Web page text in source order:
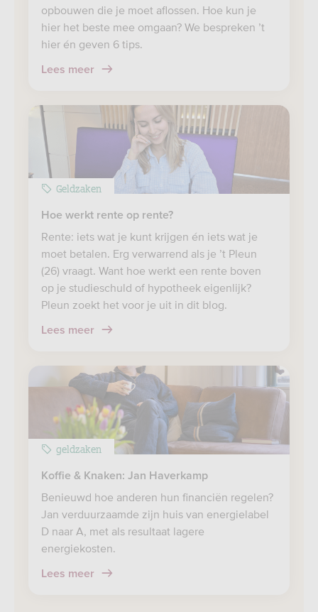
opbouwen die je moet aflossen. Hoe kun je
hier het beste mee omgaan? We bespreken ’t
hier én geven 6 tips.
Lees meer
Geldzaken
Hoe werkt rente op rente?
Rente: iets wat je kunt krijgen én iets wat je
moet betalen. Erg verwarrend als je ’t Pleun
(26) vraagt. Want hoe werkt een rente boven
op je studieschuld of hypotheek eigenlijk?
Pleun zoekt het voor je uit in dit blog.
Lees meer
geldzaken
Koffie & Knaken: Jan Haverkamp
Benieuwd hoe anderen hun financiën regelen?
Jan verduurzaamde zijn huis van energielabel
D naar A, met als resultaat lagere
energiekosten.
Lees meer